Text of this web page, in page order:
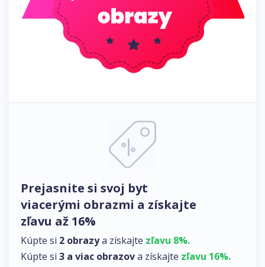
Prejasnite si svoj byt
viacerými obrazmi a získajte
zľavu až 16%
Kúpte si 2 obrazya získajte zľavu 8%.
Kúpte si 3 a viac obrazova získajte zľavu 16%.